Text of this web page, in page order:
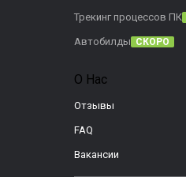
Трекинг процессов ПК
Автобилды СКОРО
О Нас
Отзывы
FAQ
Вакансии